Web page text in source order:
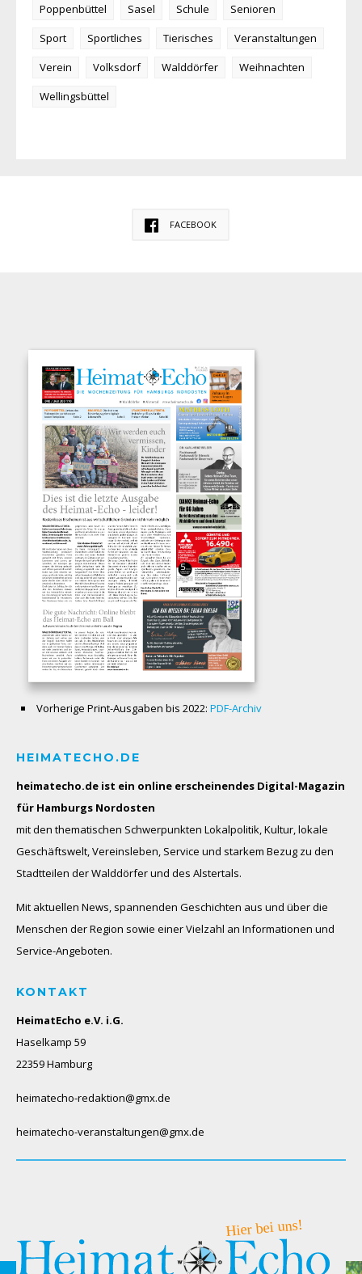
Poppenbüttel
Sasel Schule
Senioren
Sport
Sportliches Tierisches
Veranstaltungen
Verein
Volksdorf Walddörfer
Weihnachten
Wellingsbüttel
FACEBOOK
Vorherige Print-Ausgaben bis 2022: PDF-Archiv
HEIMATECHO.DE
heimatecho.de ist ein online erscheinendes Digital-Magazin
für Hamburgs Nordosten
mit den thematischen Schwerpunkten Lokalpolitik, Kultur, lokale
Geschäftswelt, Vereinsleben, Service und starkem Bezug zu den
Stadtteilen der Walddörfer und des Alstertals.
Mit aktuellen News, spannenden Geschichten aus und über die
Menschen der Region sowie einer Vielzahl an Informationen und
Service-Angeboten.
KONTAKT
HeimatEcho e.V. i.G.
Haselkamp 59
22359 Hamburg
heimatecho-redaktion@gmx.de
heimatecho-veranstaltungen@gmx.de